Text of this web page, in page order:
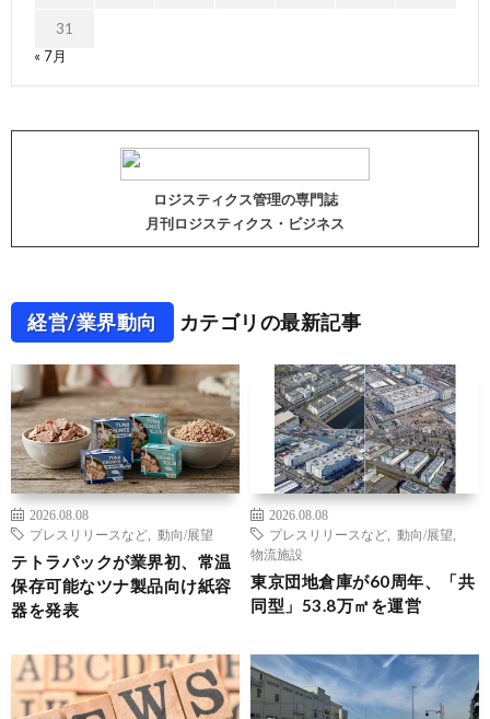
31
« 7月
ロジスティクス管理の専門誌
月刊ロジスティクス・ビジネス
経営/業界動向 カテゴリの最新記事
2026.08.08
プレスリリースなど
動向/展望
テトラパックが業界初、常温
保存可能なツナ製品向け紙容
器を発表
2026.08.08
プレスリリースなど
動向/展望
物流施設
東京団地倉庫が60周年、「共
同型」53.8万㎡を運営